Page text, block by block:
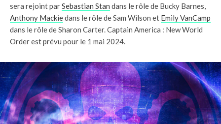
sera rejoint parSebastian Stan dans le rôle de Bucky Barnes,
Anthony Mackiedans le rôle de Sam Wilson et Emily VanCamp
dans le rôle de Sharon Carter. Captain America : New World
Order est prévu pour le 1 mai 2024.